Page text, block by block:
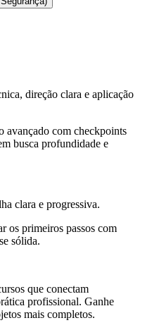
direção clara e aplicação
avançado com checkpoints
busca profundidade e
clara e progressiva.
os primeiros passos com
sólida.
que conectam
profissional. Ganhe
mais completos.